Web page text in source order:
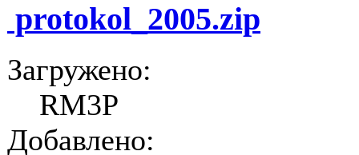
protokol_2005.zip
Загружено:
RM3P
Добавлено: